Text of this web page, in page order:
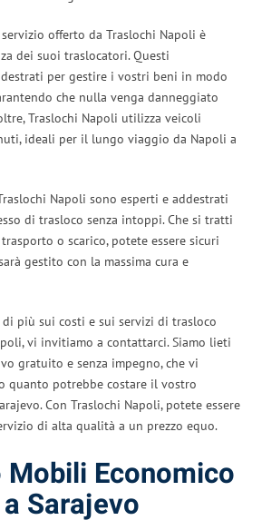
offerto da Traslochi Napoli è
dei suoi traslocatori. Questi
per gestire i vostri beni in modo
che nulla venga danneggiato
Traslochi Napoli utilizza veicoli
ideali per il lungo viaggio da Napoli a
Napoli sono esperti e addestrati
di trasloco senza intoppi. Che si tratti
o scarico, potete essere sicuri
gestito con la massima cura e
di più sui costi e sui servizi di trasloco
vi invitiamo a contattarci. Siamo lieti
gratuito e senza impegno, che vi
quanto potrebbe costare il vostro
Con Traslochi Napoli, potete essere
di alta qualità a un prezzo equo.
Economico
Sarajevo